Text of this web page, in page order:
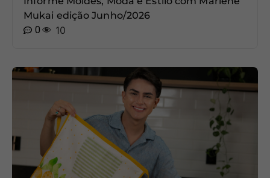
Mukai edição Junho/2026
0
10